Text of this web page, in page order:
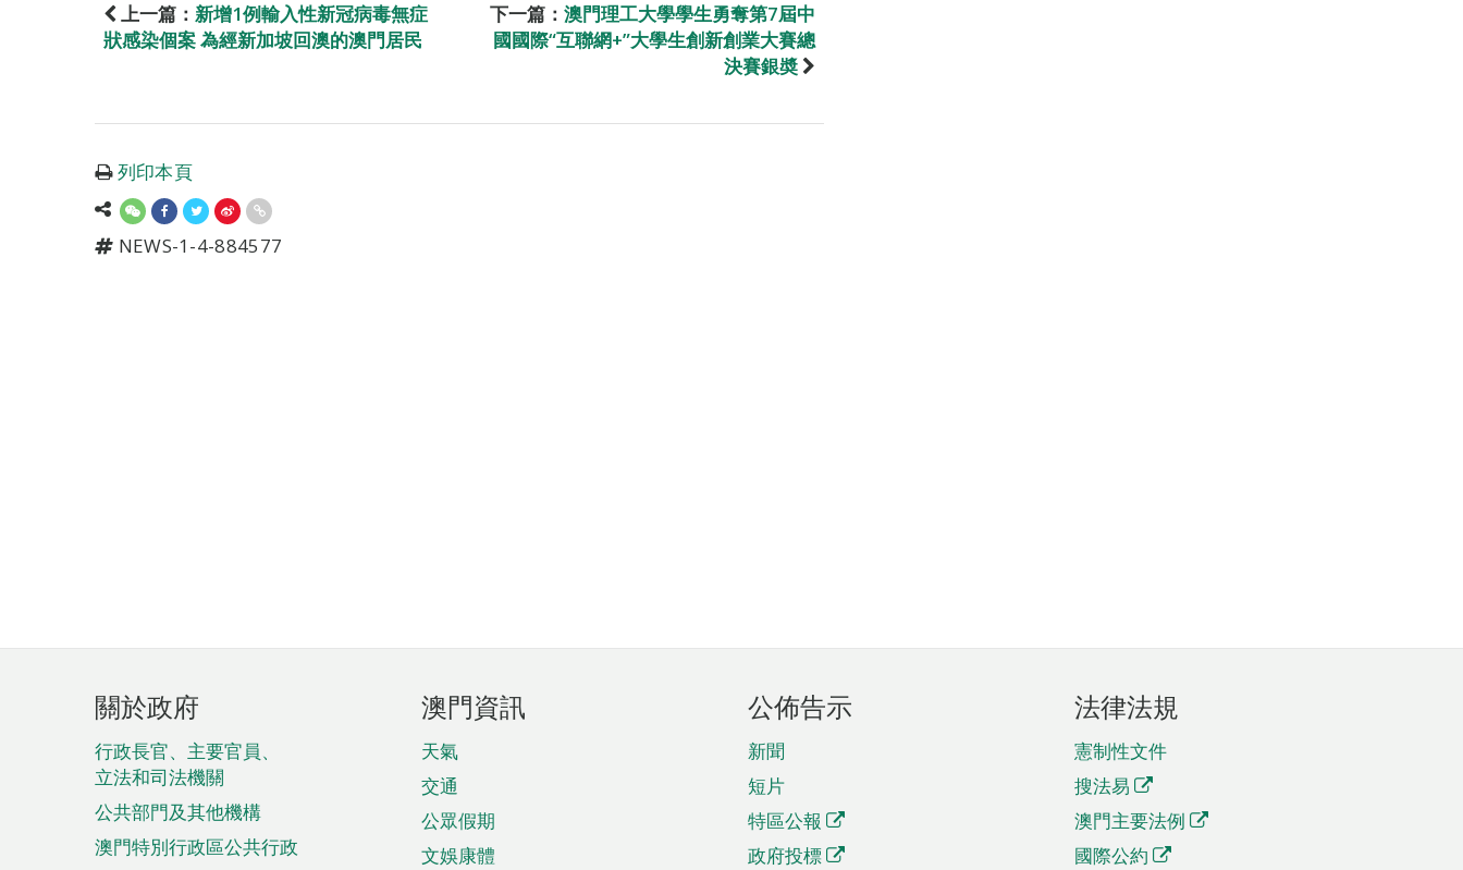
上一篇： 新增1例輸入性新冠病毒無症
狀感染個案 為經新加坡回澳的澳門居民
下一篇： 澳門理工大學學生勇奪第7屆中
國國際“互聯網+”大學生創新創業大賽總
決賽銀奬
列印本頁
NEWS-1-4-884577
頁
腳
菜
單
關於政府
行政長官、主要官員、
立法和司法機關
公共部門及其他機構
澳門特別行政區公共行政
澳門資訊
天氣
交通
公眾假期
文娛康體
公佈告示
新聞
短片
特區公報
政府投標
法律法規
憲制性文件
搜法易
澳門主要法例
國際公約